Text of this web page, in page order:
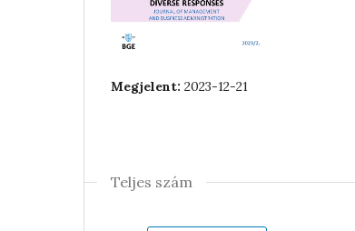
Megjelent: 2023-12-21
Teljes szám